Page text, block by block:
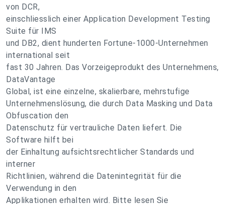
von DCR,
einschliesslich einer Application Development Testing
Suite für IMS
und DB2, dient hunderten Fortune-1000-Unternehmen
international seit
fast 30 Jahren. Das Vorzeigeprodukt des Unternehmens,
DataVantage
Global, ist eine einzelne, skalierbare, mehrstufige
Unternehmenslösung, die durch Data Masking und Data
Obfuscation den
Datenschutz für vertrauliche Daten liefert. Die
Software hilft bei
der Einhaltung aufsichtsrechtlicher Standards und
interner
Richtlinien, während die Datenintegrität für die
Verwendung in den
Applikationen erhalten wird. Bitte lesen Sie